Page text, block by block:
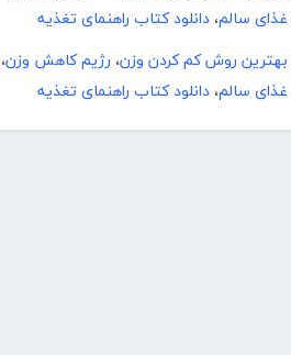
غذای سالم، دانلود کتاب راهنمای تغذیه
بهترین روش کم کردن وزن، رژیم کاهش وزن،
غذای سالم، دانلود کتاب راهنمای تغذیه